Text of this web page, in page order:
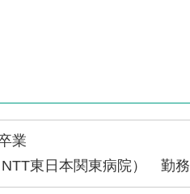
業
NTT東日本関東病院） 勤務